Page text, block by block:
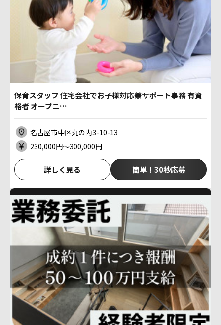
保育スタッフ 住宅会社でお子様対応兼サポート事務 有資
格者 オープニ…
名古屋市中区丸の内3-10-13
230,000円〜300,000円
詳しく見る 簡単！30秒応募